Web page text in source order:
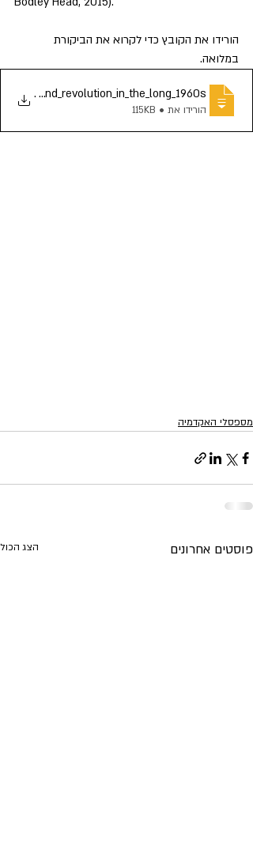
הורידו את הקובץ כדי לקרוא את הביקורת
במלואה.
music_and_revolution_in_the_long_1960s (
.
הורידו את • 115KB
מספסלי האקדמיה
פוסטים אחרונים הצג הכול